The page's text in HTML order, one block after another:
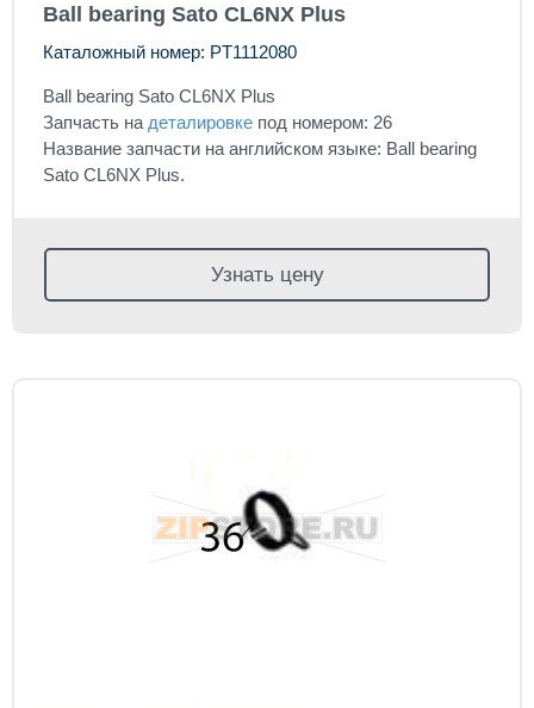
Ball bearing Sato CL6NX Plus
Каталожный номер: PT1112080
Ball bearing Sato CL6NX Plus
Запчасть на деталировке под номером: 26
Название запчасти на английском языке: Ball bearing
Sato CL6NX Plus.
Узнать цену